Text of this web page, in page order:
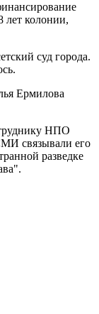
лет колонии,
суд города.
Ермилова
НПО
связывали его
разведке